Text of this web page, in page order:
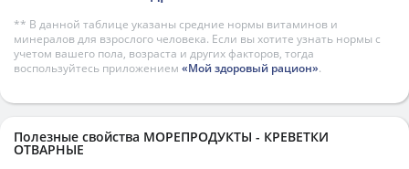
** В данной таблице указаны средние нормы витаминов и
минералов для взрослого человека. Если вы хотите узнать нормы с
учетом вашего пола, возраста и других факторов, тогда
воспользуйтесь приложением «Мой здоровый рацион».
Полезные свойства МОРЕПРОДУКТЫ - КРЕВЕТКИ
ОТВАРНЫЕ